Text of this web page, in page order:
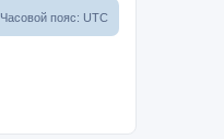
Часовой пояс: UTC